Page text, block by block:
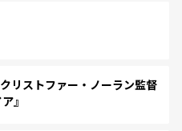
リストファー・ノーラン監督
』